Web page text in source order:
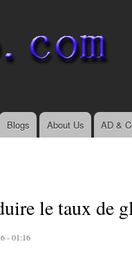
Blogs About Us AD &
le taux de
- 01:16